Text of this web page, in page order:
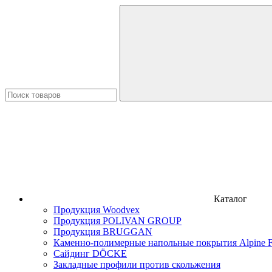
Каталог
Продукция Woodvex
Продукция POLIVAN GROUP
Продукция BRUGGAN
Каменно-полимерные напольные покрытия Alpine
Сайдинг DÖCKE
Закладные профили против скольжения